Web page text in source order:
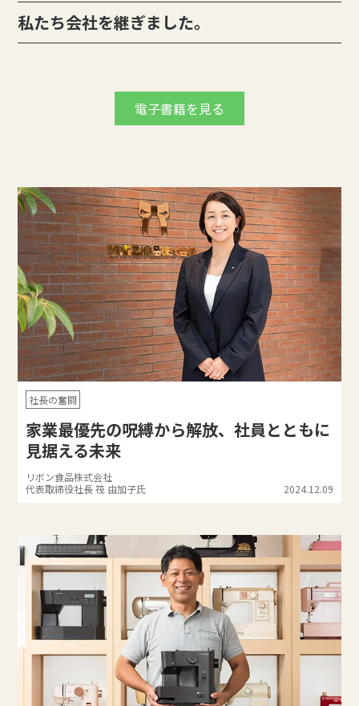
私たち会社を継ぎました。
電子書籍を見る
社長の奮闘
家業最優先の呪縛から解放、社員とともに
見据える未来
リボン食品株式会社
代表取締役社長 筏 由加子氏
2024.12.09